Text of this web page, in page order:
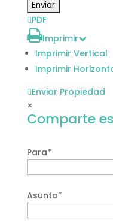
PDF
Imprimir
Imprimir Vertical
Imprimir
Enviar Propiedad
×
Comparte
Para*
Asunto*